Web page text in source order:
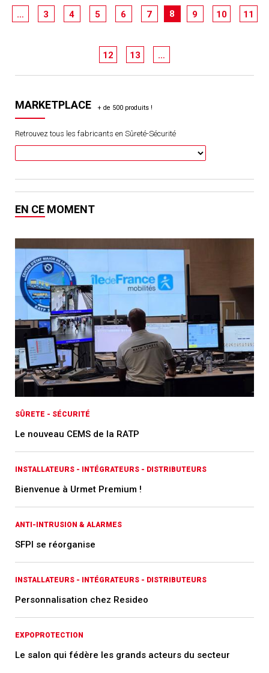
… 3 4 5 6 7 8 9 10 11
12 13 …
MARKETPLACE
Retrouvez tous les fabricants en Sûreté-Sécurité
EN CE MOMENT
SÛRETE - SÉCURITÉ
Le nouveau CEMS de la RATP
INSTALLATEURS - INTÉGRATEURS - DISTRIBUTEURS
Bienvenue à Urmet Premium !
ANTI-INTRUSION & ALARMES
SFPI se réorganise
INSTALLATEURS - INTÉGRATEURS - DISTRIBUTEURS
Personnalisation chez Resideo
EXPOPROTECTION
Le salon qui fédère les grands acteurs du secteur